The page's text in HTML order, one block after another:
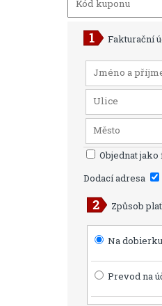
Fakturační
Objednat jako
Dodací adresa
Způsob
Na dobierku
Prevod na